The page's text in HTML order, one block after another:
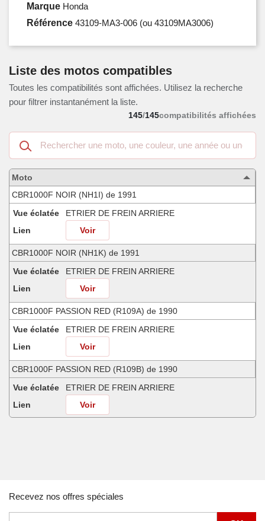
Marque Honda
Référence 43109-MA3-006 (ou 43109MA3006)
Liste des motos compatibles
Toutes les compatibilités sont affichées. Utilisez la recherche
pour filtrer instantanément la liste.
145/145compatibilités affichées
Recherche
dans
les
motos
compatibles
Moto
CBR1000F NOIR (NH1I) de 1991
Vue éclatée
ETRIER DE FREIN ARRIERE
Lien
Voir
CBR1000F NOIR (NH1K) de 1991
Vue éclatée
ETRIER DE FREIN ARRIERE
Lien
Voir
CBR1000F PASSION RED (R109A) de 1990
Vue éclatée
ETRIER DE FREIN ARRIERE
Lien
Voir
CBR1000F PASSION RED (R109B) de 1990
Vue éclatée
ETRIER DE FREIN ARRIERE
Lien
Voir
ETRIER DE FREIN ARRIERE
Recevez nos offres spéciales